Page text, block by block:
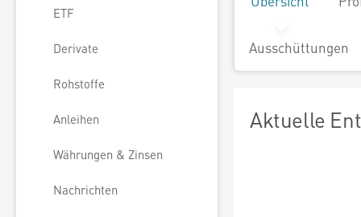
ETF
Derivate
Rohstoffe
Anleihen
Währungen & Zinsen
Nachrichten
Ausschüttungen
Aktuelle